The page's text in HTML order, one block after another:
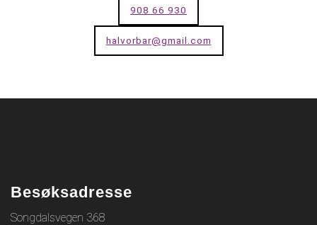
908 66 930
halvorbar@gmail.com
Besøksadresse
Songdalsvegen 368